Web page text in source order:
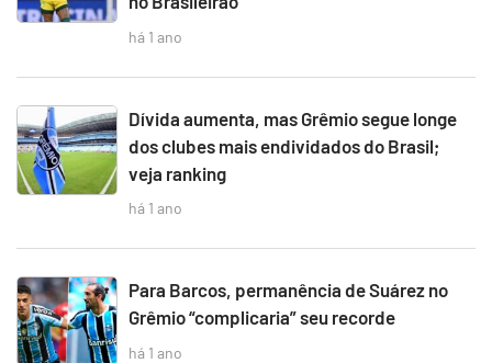
há 1 ano
Dívida aumenta, mas Grêmio segue longe
dos clubes mais endividados do Brasil;
veja ranking
há 1 ano
Para Barcos, permanência de Suárez no
Grêmio “complicaria” seu recorde
há 1 ano